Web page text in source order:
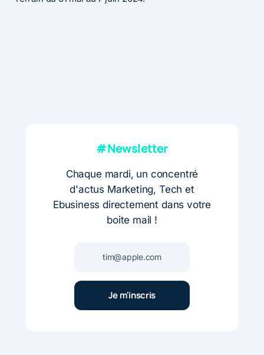
#Newsletter
Chaque mardi, un concentré
d'actus Marketing, Tech et
Ebusiness directement dans votre
boite mail !